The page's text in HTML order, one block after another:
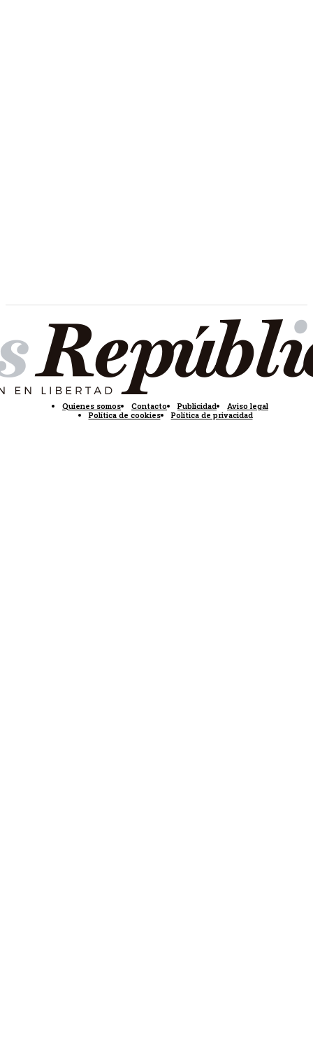
Quienes somos Contacto Publicidad
Aviso legal
Política de cookies
Política de privacidad